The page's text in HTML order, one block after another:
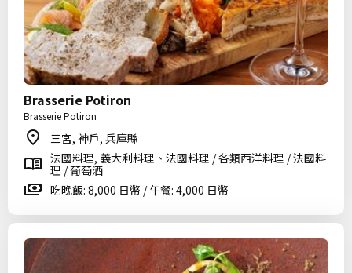
Brasserie Potiron
Brasserie Potiron
三宮, 神戶, 兵庫縣
法國料理, 義大利料理、法國料理 / 各類西洋料理 / 法國料
理 / 葡萄酒
吃晚飯: 8,000 日幣 / 午餐: 4,000 日幣